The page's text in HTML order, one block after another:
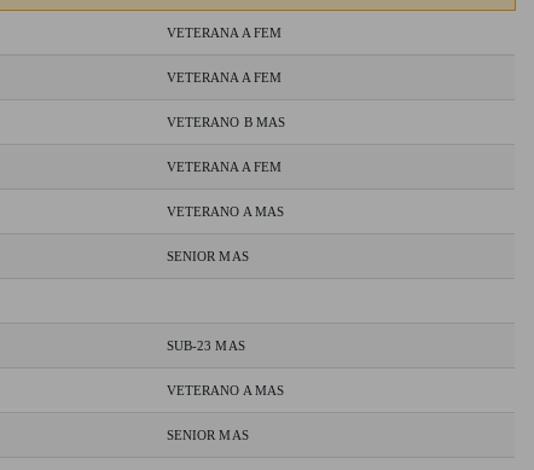
VETERANA A FEM
VETERANA A FEM
VETERANO B MAS
VETERANA A FEM
VETERANO A MAS
SENIOR MAS
SUB-23 MAS
VETERANO A MAS
SENIOR MAS